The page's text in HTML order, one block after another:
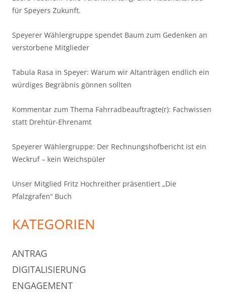
für Speyers Zukunft.
Speyerer Wählergruppe spendet Baum zum Gedenken an
verstorbene Mitglieder
Tabula Rasa in Speyer: Warum wir Altanträgen endlich ein
würdiges Begräbnis gönnen sollten
Kommentar zum Thema Fahrradbeauftragte(r): Fachwissen
statt Drehtür-Ehrenamt
Speyerer Wählergruppe: Der Rechnungshofbericht ist ein
Weckruf – kein Weichspüler
Unser Mitglied Fritz Hochreither präsentiert „Die
Pfalzgrafen“ Buch
KATEGORIEN
ANTRAG
DIGITALISIERUNG
ENGAGEMENT